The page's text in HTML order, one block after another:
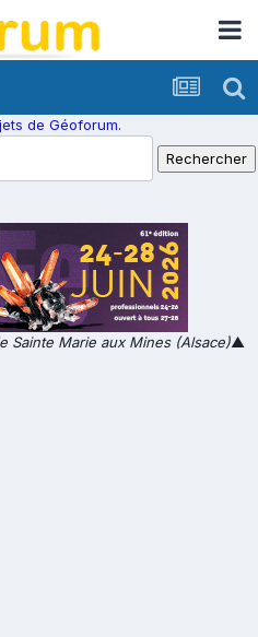
de Géoforum.
Sainte Marie aux Mines (Alsace)▲